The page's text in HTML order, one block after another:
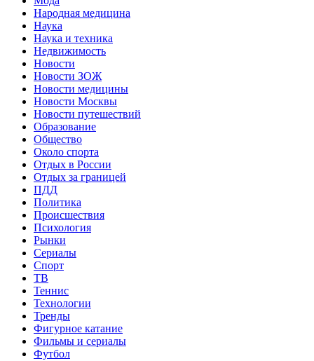
Народная медицина
Наука
Наука и техника
Недвижимость
Новости
Новости ЗОЖ
Новости медицины
Новости Москвы
Новости путешествий
Образование
Общество
Около спорта
Отдых в России
Отдых за границей
ПДД
Политика
Происшествия
Психология
Рынки
Сериалы
Спорт
ТВ
Теннис
Технологии
Тренды
Фигурное катание
Фильмы и сериалы
Футбол